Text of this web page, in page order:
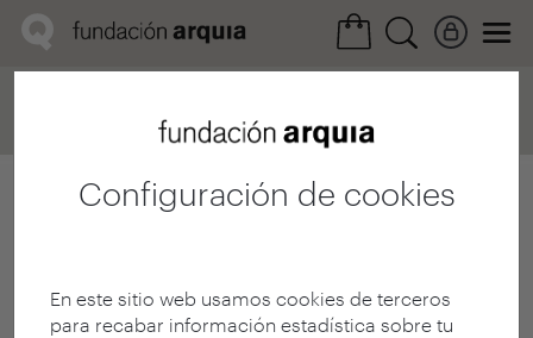
Configuración de cookies
En este sitio web usamos cookies de terceros
para recabar información estadística sobre tu
Ficha realización